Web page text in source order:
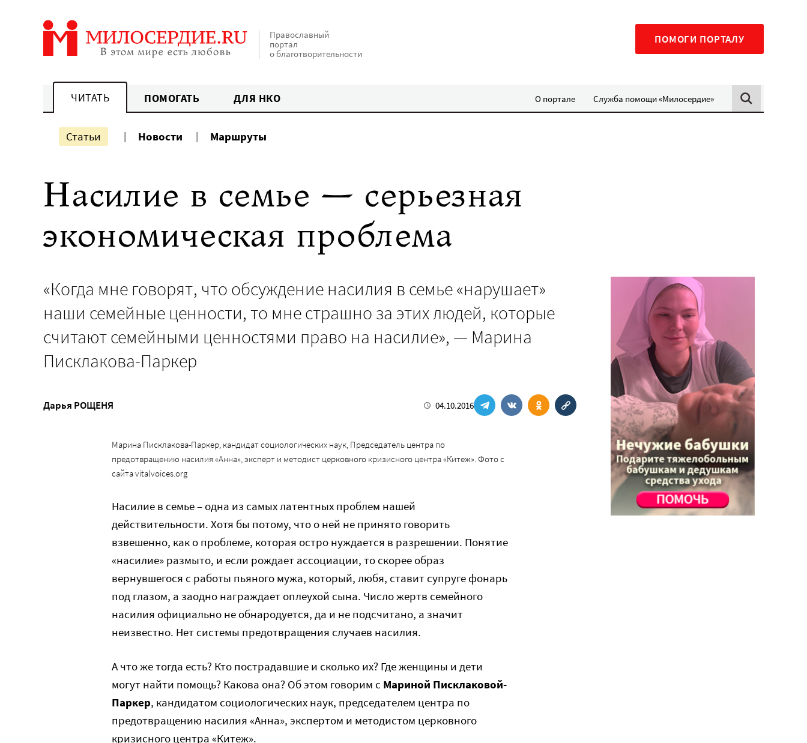
Православный
портал
о благотворительности
ПОМОГИ ПОРТАЛУ
ЧИТАТЬ ПОМОГАТЬ ДЛЯ НКО О портале Служба помощи «Милосердие»
Статьи Новости Маршруты
Насилие в семье — серьезная
экономическая проблема
«Когда мне говорят, что обсуждение насилия в семье «нарушает»
наши семейные ценности, то мне страшно за этих людей, которые
считают семейными ценностями право на насилие», — Марина
Писклакова-Паркер
Дарья РОЩЕНЯ 04.10.2016
Марина Писклакова-Паркер, кандидат социологических наук, Председатель центра по
предотвращению насилия «Анна», эксперт и методист церковного кризисного центра «Китеж». Фото с
сайта vitalvoices.org
Насилие в семье – одна из самых латентных проблем нашей
действительности. Хотя бы потому, что о ней не принято говорить
взвешенно, как о проблеме, которая остро нуждается в разрешении. Понятие
«насилие» размыто, и если рождает ассоциации, то скорее образ
вернувшегося с работы пьяного мужа, который, любя, ставит супруге фонарь
под глазом, а заодно награждает оплеухой сына. Число жертв семейного
насилия официально не обнародуется, да и не подсчитано, а значит
неизвестно. Нет системы предотвращения случаев насилия.
А что же тогда есть? Кто пострадавшие и сколько их? Где женщины и дети
могут найти помощь? Какова она? Об этом говорим с Мариной Писклаковой-
Паркер, кандидатом социологических наук, председателем центра по
предотвращению насилия «Анна», экспертом и методистом церковного
кризисного центра «Китеж».